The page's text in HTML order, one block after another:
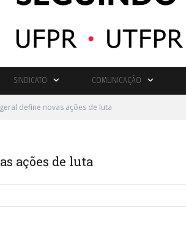
SINDICATO COMUNICAÇÃO
define novas ações de luta
ações de luta